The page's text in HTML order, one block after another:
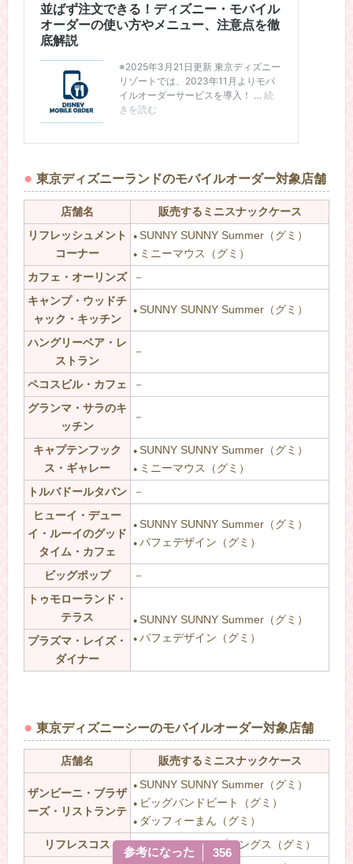
東京ディズニーランドのモバイルオーダー対象店舗
店舗名
販売するミニスナックケース
リフレッシュメント
コーナー
● SUNNY SUNNY Summer（グミ）
● ミニーマウス（グミ）
カフェ・オーリンズ
－
キャンプ・ウッドチ
ャック・キッチン
● SUNNY SUNNY Summer（グミ）
ハングリーベア・レ
ストラン
－
ペコスビル・カフェ
－
グランマ・サラのキ
ッチン
－
キャプテンフック
ス・ギャレー
● SUNNY SUNNY Summer（グミ）
● ミニーマウス（グミ）
トルバドールタバン
－
ヒューイ・デュー
イ・ルーイのグッド
タイム・カフェ
● SUNNY SUNNY Summer（グミ）
● パフェデザイン（グミ）
ビッグポップ
－
トゥモローランド・
テラス
● SUNNY SUNNY Summer（グミ）
● パフェデザイン（グミ）
プラズマ・レイズ・
ダイナー
東京ディズニーシーのモバイルオーダー対象店舗
店舗名 販売するミニスナックケース
ザンビーニ・ブラザ
ーズ・リストランテ
● SUNNY SUNNY Summer（グミ）
● ビッグバンドビート（グミ）
● ダッフィーまん（グミ）
リフレスコス
ファンタジースプリングス（グミ）
参考になった 356